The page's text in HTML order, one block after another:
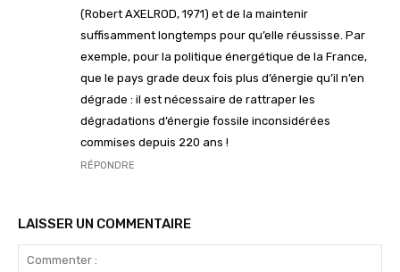
(Robert AXELROD, 1971) et de la maintenir
suffisamment longtemps pour qu’elle réussisse. Par
exemple, pour la politique énergétique de la France,
que le pays grade deux fois plus d’énergie qu’il n’en
dégrade : il est nécessaire de rattraper les
dégradations d’énergie fossile inconsidérées
commises depuis 220 ans !
RÉPONDRE
LAISSER UN COMMENTAIRE